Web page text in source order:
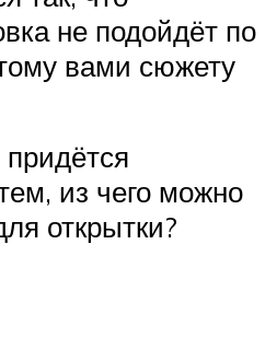
не подойдёт по
вами сюжету
из чего можно
открытки?